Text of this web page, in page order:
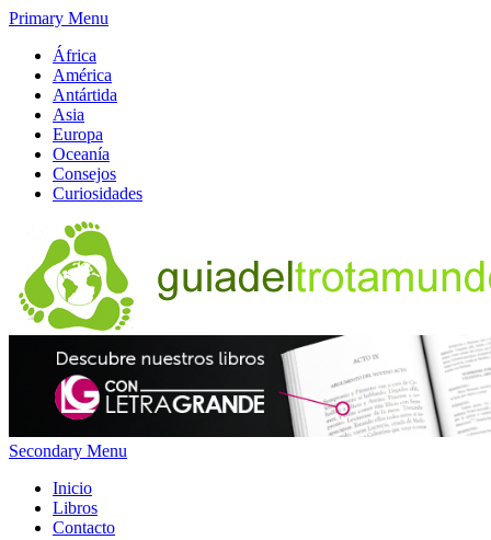
Primary Menu
África
América
Antártida
Asia
Europa
Oceanía
Consejos
Curiosidades
Secondary Menu
Inicio
Libros
Contacto